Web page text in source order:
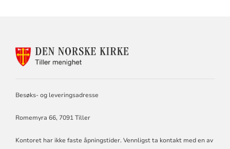
KONTAKTINFORMASJON
Besøks- og leveringsadresse
Romemyra 66, 7091 Tiller
Kontoret har ikke faste åpningstider. Vennligst ta kontakt med en av